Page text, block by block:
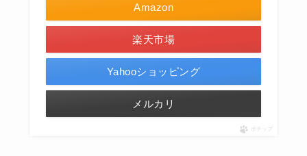
Amazon
楽天市場
Yahooショッピング
メルカリ
ポチップ